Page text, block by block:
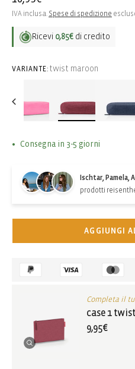
di
listino
IVA inclusa. Spese di spedizione
Ricevi 0,85€ di credito
VARIANTE: twist maroon
Consegna in 3-5 giorni
Ischtar, Pamela,
prodotti
AGGIUNGI
Completa il
case 1
9,95€